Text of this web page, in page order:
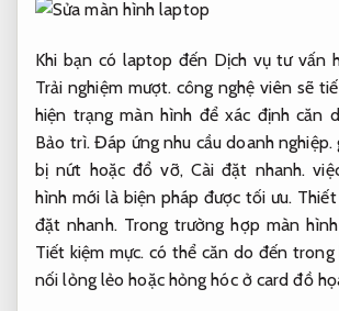
Khi bạn có laptop đến Dịch vụ tư vấn
Trải nghiệm mượt. công nghệ viên sẽ
hiện trạng màn hình để xác định căn
Bảo trì. Đáp ứng nhu cầu doanh nghiệp.
bị nứt hoặc đổ vỡ, Cài đặt nhanh.
hình mới là biện pháp được tối ưu.
đặt nhanh. Trong trường hợp màn
Tiết kiệm mực. có thể căn do đến trong
nối lỏng lẻo hoặc hỏng hóc ở card đồ